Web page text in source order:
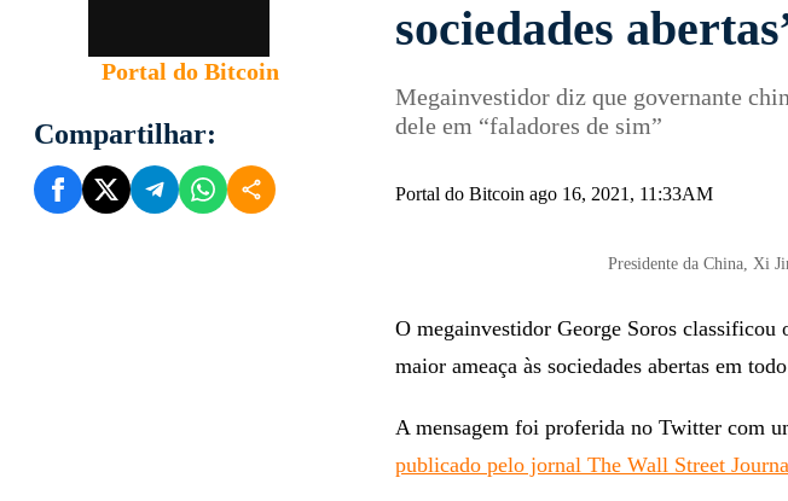
Portal do Bitcoin
Compartilhar:
sociedades
Megainvestidor diz que governante
dele em “faladores de sim”
Portal do Bitcoin ago 16, 2021, 11:33AM
Presidente da China, Xi
O megainvestidor George Soros classificou
maior ameaça às sociedades abertas em
A mensagem foi proferida no Twitter com
publicado pelo jornal The Wall Street